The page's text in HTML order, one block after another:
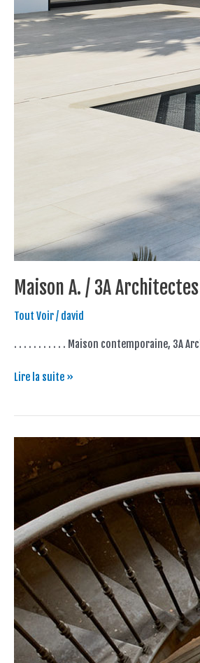
Maison A. / 3A
Tout Voir/ david
. . . . . . . . . . . Maison contemporaine, 3A
Lire la suite »
Colbert
Progress
Architectes
Carta
&
Associés